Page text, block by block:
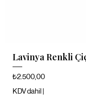
Lavinya Renkli
Fiyat
₺2.500,00
KDV dahil |